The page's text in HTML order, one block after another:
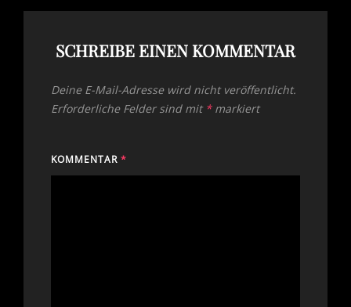
SCHREIBE EINEN KOMMENTAR
Deine E-Mail-Adresse wird nicht veröffentlicht.
Erforderliche Felder sind mit *markiert
KOMMENTAR *